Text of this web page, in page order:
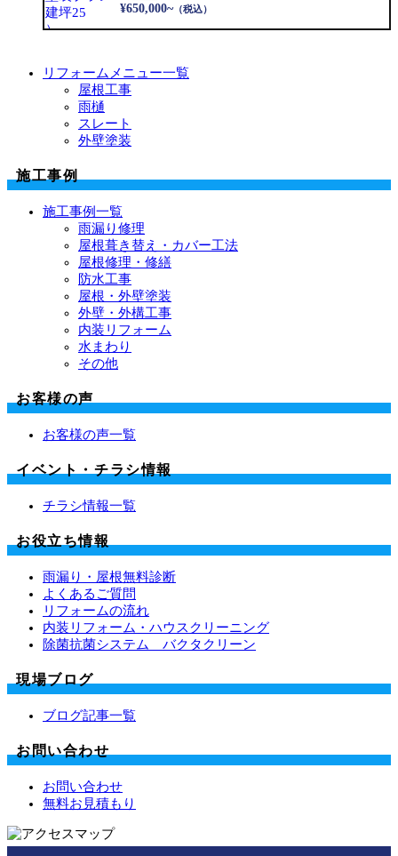
¥650,000~（税込）
リフォームメニュー一覧
屋根工事
雨樋
スレート
外壁塗装
施工事例
施工事例一覧
雨漏り修理
屋根葺き替え・カバー工法
屋根修理・修繕
防水工事
屋根・外壁塗装
外壁・外構工事
内装リフォーム
水まわり
その他
お客様の声
お客様の声一覧
イベント・チラシ情報
チラシ情報一覧
お役立ち情報
雨漏り・屋根無料診断
よくあるご質問
リフォームの流れ
内装リフォーム・ハウスクリーニング
除菌抗菌システム バクタクリーン
現場ブログ
ブログ記事一覧
お問い合わせ
お問い合わせ
無料お見積もり